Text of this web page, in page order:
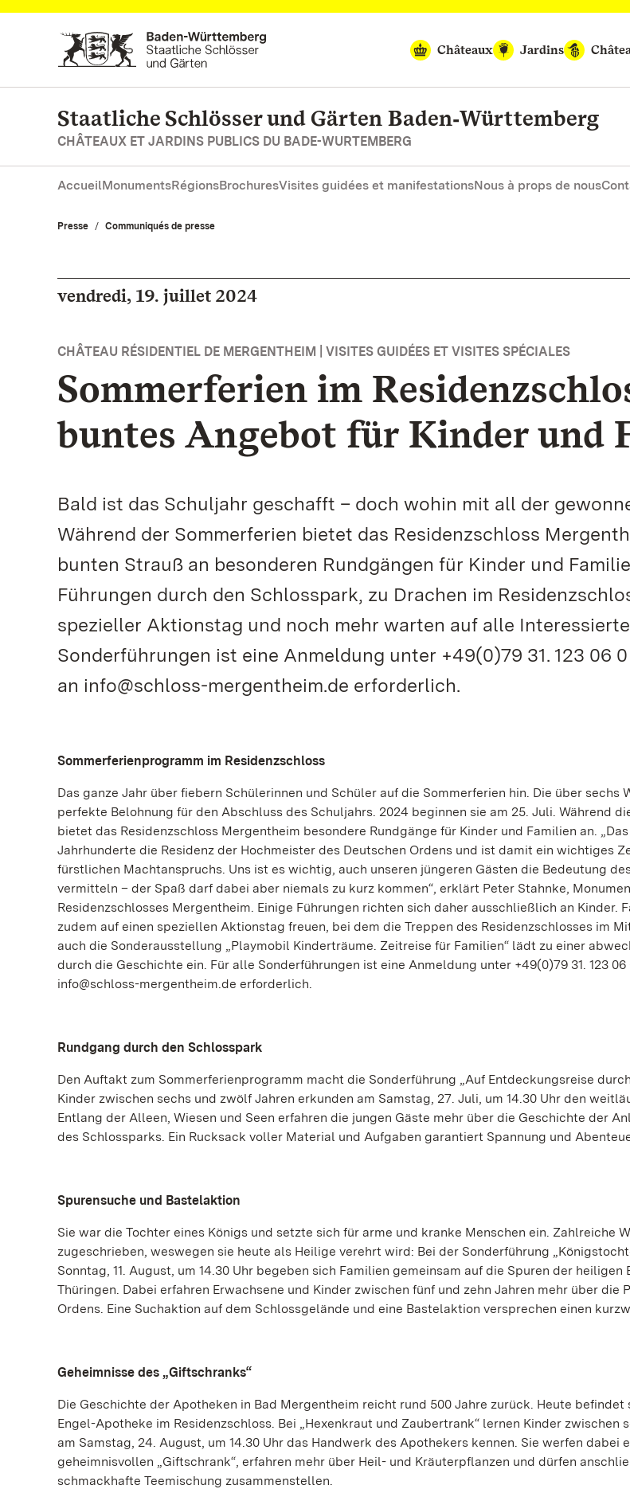
Vers la page d’accueil
Châteaux
Jardins
Staatliche Schlösser und Gärten Baden‑Württemberg
CHÂTEAUX ET JARDINS PUBLICS DU BADE-WURTEMBERG
AccueilMonumentsRégionsBrochuresVisites guidées et manifestationsNous à props de nous
Presse Communiqués de presse
vendredi, 19. juillet 2024
CHÂTEAU RÉSIDENTIEL DE MERGENTHEIM | VISITES GUIDÉES ET VISITES SPÉCIALES
Sommerferien im
buntes Angebot für Kinder und
Bald ist das Schuljahr geschafft – doch wohin mit all der
Während der Sommerferien bietet das Residenzschloss
bunten Strauß an besonderen Rundgängen für Kinder und
Führungen durch den Schlosspark, zu Drachen im
spezieller Aktionstag und noch mehr warten auf alle
Sonderführungen ist eine Anmeldung unter +49(0)79 31. 123 06
an info@schloss-mergentheim.de erforderlich.
Sommerferienprogramm im Residenzschloss
Das ganze Jahr über fiebern Schülerinnen und Schüler auf die Sommerferien hin. Die über sechs
perfekte Belohnung für den Abschluss des Schuljahrs. 2024 beginnen sie am 25. Juli. Während
bietet das Residenzschloss Mergentheim besondere Rundgänge für Kinder und Familien an.
Jahrhunderte die Residenz der Hochmeister des Deutschen Ordens und ist damit ein wichtiges
fürstlichen Machtanspruchs. Uns ist es wichtig, auch unseren jüngeren Gästen die Bedeutung
vermitteln – der Spaß darf dabei aber niemals zu kurz kommen“, erklärt Peter Stahnke,
Residenzschlosses Mergentheim. Einige Führungen richten sich daher ausschließlich an Kinder.
zudem auf einen speziellen Aktionstag freuen, bei dem die Treppen des Residenzschlosses im
auch die Sonderausstellung „Playmobil Kinderträume. Zeitreise für Familien“ lädt zu einer
durch die Geschichte ein. Für alle Sonderführungen ist eine Anmeldung unter +49(0)79 31. 123
info@schloss-mergentheim.de erforderlich.
Rundgang durch den Schlosspark
Den Auftakt zum Sommerferienprogramm macht die Sonderführung „Auf Entdeckungsreise
Kinder zwischen sechs und zwölf Jahren erkunden am Samstag, 27. Juli, um 14.30 Uhr den
Entlang der Alleen, Wiesen und Seen erfahren die jungen Gäste mehr über die Geschichte der
des Schlossparks. Ein Rucksack voller Material und Aufgaben garantiert Spannung und
Spurensuche und Bastelaktion
Sie war die Tochter eines Königs und setzte sich für arme und kranke Menschen ein. Zahlreiche
zugeschrieben, weswegen sie heute als Heilige verehrt wird: Bei der Sonderführung
Sonntag, 11. August, um 14.30 Uhr begeben sich Familien gemeinsam auf die Spuren der heiligen
Thüringen. Dabei erfahren Erwachsene und Kinder zwischen fünf und zehn Jahren mehr über die
Ordens. Eine Suchaktion auf dem Schlossgelände und eine Bastelaktion versprechen einen
Geheimnisse des „Giftschranks“
Die Geschichte der Apotheken in Bad Mergentheim reicht rund 500 Jahre zurück. Heute befindet
Engel-Apotheke im Residenzschloss. Bei „Hexenkraut und Zaubertrank“ lernen Kinder zwischen
am Samstag, 24. August, um 14.30 Uhr das Handwerk des Apothekers kennen. Sie werfen dabei
geheimnisvollen „Giftschrank“, erfahren mehr über Heil- und Kräuterpflanzen und dürfen
schmackhafte Teemischung zusammenstellen.